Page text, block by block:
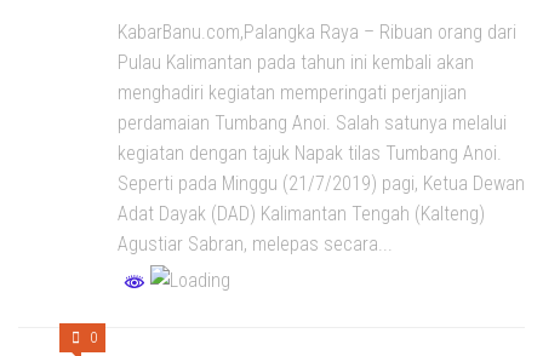
KabarBanu.com,Palangka Raya – Ribuan orang dari
Pulau Kalimantan pada tahun ini kembali akan
menghadiri kegiatan memperingati perjanjian
perdamaian Tumbang Anoi. Salah satunya melalui
kegiatan dengan tajuk Napak tilas Tumbang Anoi.
Seperti pada Minggu (21/7/2019) pagi, Ketua Dewan
Adat Dayak (DAD) Kalimantan Tengah (Kalteng)
Agustiar Sabran, melepas secara...
0